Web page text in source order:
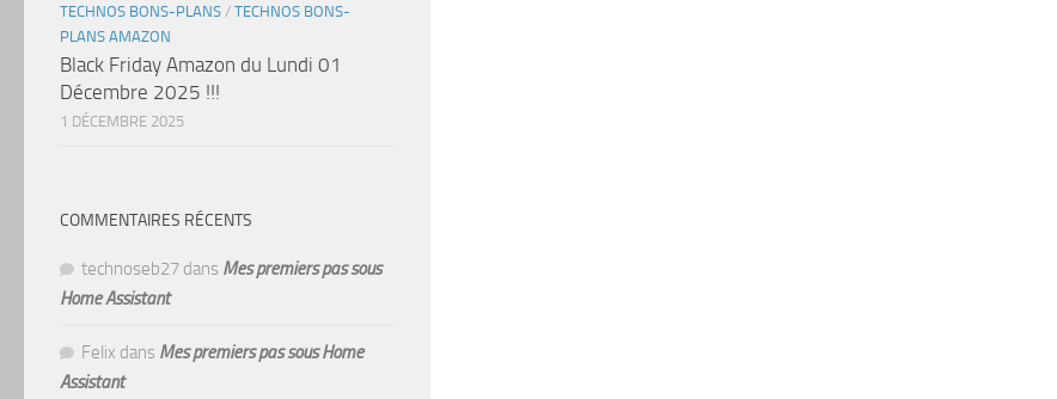
TECHNOS BONS-PLANS / TECHNOS BONS-
PLANS AMAZON
Black Friday Amazon du Lundi 01
Décembre 2025 !!!
1 DÉCEMBRE 2025
COMMENTAIRES RÉCENTS
technoseb27 dans Mes premiers pas sous
Home Assistant
Felix dans Mes premiers pas sous Home
Assistant